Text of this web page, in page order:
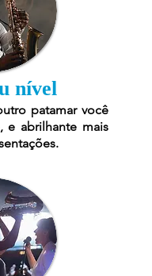
nível
patamar você
e abrilhante mais